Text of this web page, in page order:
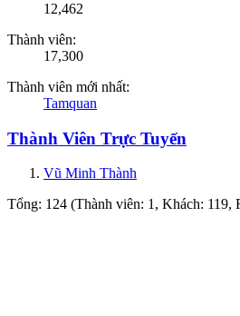
12,462
Thành viên:
17,300
Thành viên mới nhất:
Tamquan
Thành Viên Trực Tuyến
Vũ Minh Thành
Tổng: 124 (Thành viên: 1, Khách: 119,